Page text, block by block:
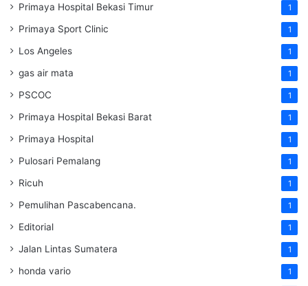
Primaya Hospital Bekasi Timur 1
Primaya Sport Clinic 1
Los Angeles 1
gas air mata 1
PSCOC 1
Primaya Hospital Bekasi Barat 1
Primaya Hospital 1
Pulosari Pemalang 1
Ricuh 1
Pemulihan Pascabencana. 1
Editorial 1
Jalan Lintas Sumatera 1
honda vario 1